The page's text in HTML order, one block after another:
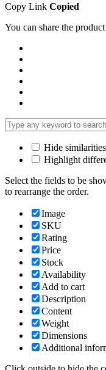
Copy Link Copied
You can share the
Hide similarities
Highlight
Select the fields to be
to rearrange the order.
Image
SKU
Rating
Price
Stock
Availability
Add to cart
Description
Content
Weight
Dimensions
Additional